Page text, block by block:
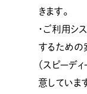
きます。
・ご利用シ
するための
（スピーデ
意しています